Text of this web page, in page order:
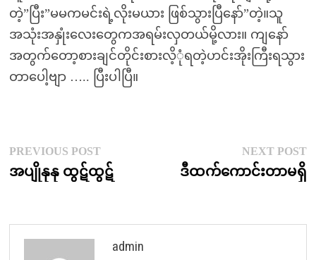
တဲ့”ပြီး”မမကမင်းရဲ့လိုးမယား ဖြစ်သွားပြီနော်”တဲ့။သူ
အသုံးအနှုံးလေးတွေကအရမ်းလှတယ်မို့လား။ ကျနော်
အတွက်တော့စားချင်တိုင်းစားလိ့ုံရတဲ့ဟင်းအိုးကြီးရသွား
တာပေါ့ဗျာ ….. ပြီးပါပြီ။
Post
navigation
PREVIOUS POSTPrevious
post:
အပျိုနုနု ထွဋ်ထွဋ်
NEXT POST
ဒီထက်ကောင်းတာမရှိ
admin